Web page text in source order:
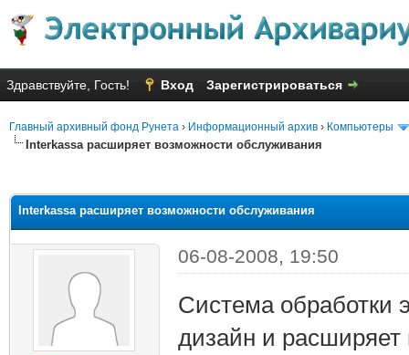
Здравствуйте, Гость! Вход Зарегистрироваться
Главный архивный фонд Рунета › Информационный архив › Компьютеры
Interkassa расширяет возможности обслуживания
Interkassa расширяет возможности обслуживания
06-08-2008, 19:50
Система обработки
дизайн и